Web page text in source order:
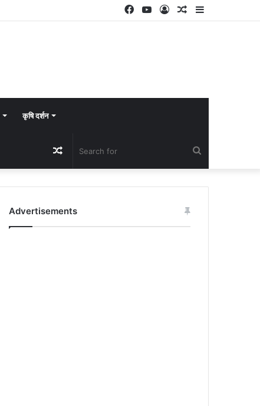
Sidebar
Random
Log
YouTube
Facebook
कृषि दर्शन
for
Random
Article
Advertisements